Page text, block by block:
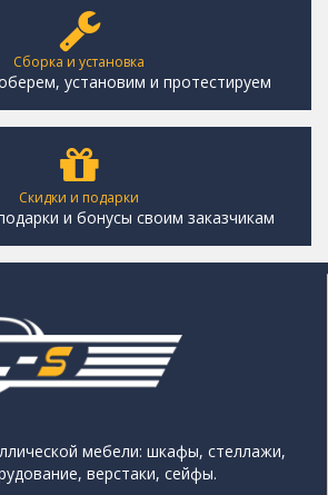
Сборка и установка
установим и протестируем
Скидки и подарки
и бонусы своим заказчикам
мебели: шкафы, стеллажи,
верстаки, сейфы.